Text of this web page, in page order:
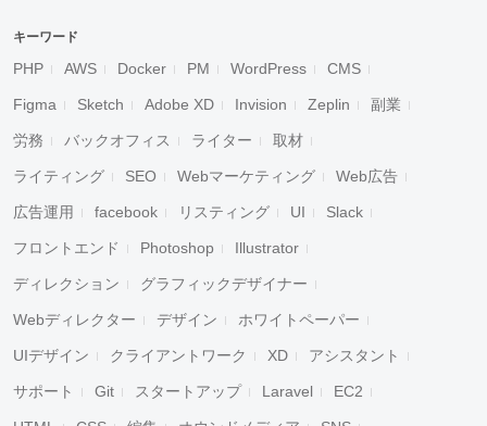
キーワード
PHP AWS Docker PM WordPress CMS
Figma Sketch Adobe XD Invision Zeplin 副業
労務 バックオフィス ライター 取材
ライティング SEO Webマーケティング Web広告
広告運用 facebook リスティング UI Slack
フロントエンド Photoshop Illustrator
ディレクション グラフィックデザイナー
Webディレクター デザイン ホワイトペーパー
UIデザイン クライアントワーク XD アシスタント
サポート Git スタートアップ Laravel EC2